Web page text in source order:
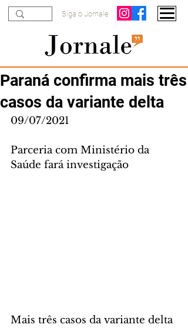
Siga o Jornale
Paraná confirma mais três
casos da variante delta
09/07/2021
Parceria com Ministério da
Saúde fará investigação
Mais três casos da variante delta